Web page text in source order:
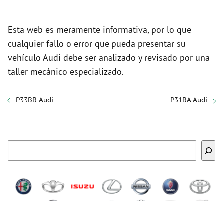
Esta web es meramente informativa, por lo que
cualquier fallo o error que pueda presentar su
vehículo Audi debe ser analizado y revisado por una
taller mecánico especializado.
P33BB Audi P31BA Audi